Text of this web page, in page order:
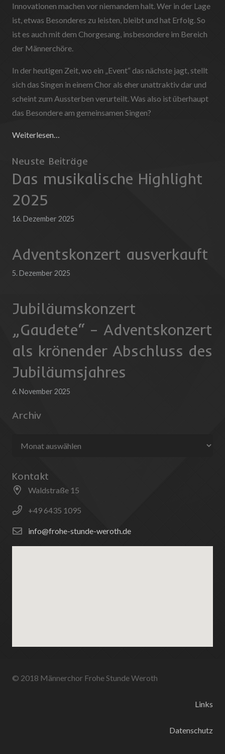
Innovationen machen vor niemandem halt. Wer in der Lage
ist, etwas Besonderes zu leisten, bleibt und hat Erfolg. So
ist es auch mit dem Chorgesang, insbesondere im Bereich
der Männerchöre.
In der heutigen Zeit, wo ein „Event“ das nächste jagt, stellt
sich das Singen in einem Chor als eher unattraktiv dar und
scheint zum Aussterben verurteilt. Was also ist überhaupt
das Besondere am gemeinsamen Singen?
Weiterlesen…
Neuste Beiträge
Das musikalische Highlight
2025
16. Dezember 2025
Adventskonzert ausverkauft
5. Dezember 2025
Jubiläumskonzert
„Gaudete“ – Adventskonzert
als krönender Abschluss des
Jubiläumsjahres
6. November 2025
Archiv
Kontakt
Waldstraße 15
+49 6435 1095
info@frohe-stunde-weroth.de
© 2018 Männerchor Frohe Stunde Weroth
Links
Datenschutz